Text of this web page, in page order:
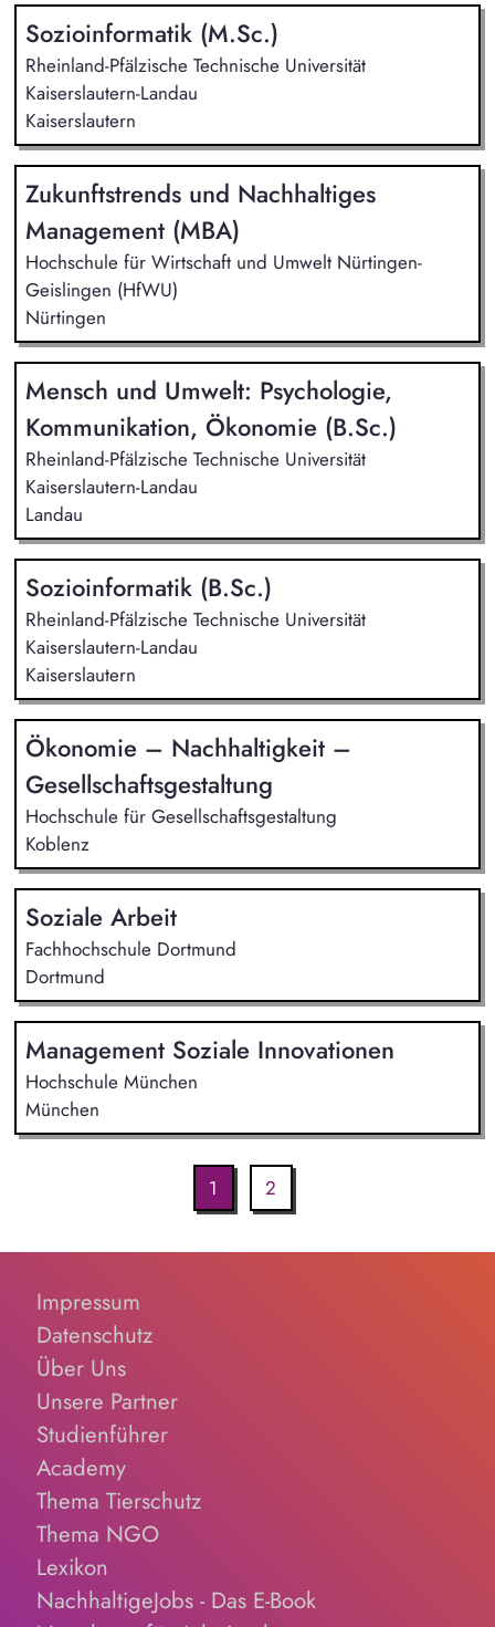
Sozioinformatik (M.Sc.)
Rheinland-Pfälzische Technische Universität
Kaiserslautern-Landau
Kaiserslautern
Zukunftstrends und Nachhaltiges
Management (MBA)
Hochschule für Wirtschaft und Umwelt Nürtingen-
Geislingen (HfWU)
Nürtingen
Mensch und Umwelt: Psychologie,
Kommunikation, Ökonomie (B.Sc.)
Rheinland-Pfälzische Technische Universität
Kaiserslautern-Landau
Landau
Sozioinformatik (B.Sc.)
Rheinland-Pfälzische Technische Universität
Kaiserslautern-Landau
Kaiserslautern
Ökonomie – Nachhaltigkeit –
Gesellschaftsgestaltung
Hochschule für Gesellschaftsgestaltung
Koblenz
Soziale Arbeit
Fachhochschule Dortmund
Dortmund
Management Soziale Innovationen
Hochschule München
München
1 2
Impressum
Datenschutz
Über Uns
Unsere Partner
Studienführer
Academy
Thema Tierschutz
Thema NGO
Lexikon
NachhaltigeJobs - Das E-Book